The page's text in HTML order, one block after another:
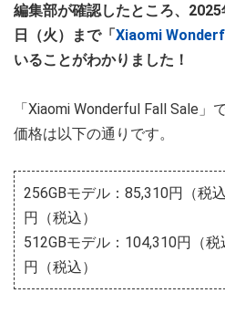
編集部が確認したところ、
日（火）まで「Xiaomi
いることがわかりました！
「Xiaomi Wonderful Fall Sale」
価格は以下の通りです。
256GBモデル：85,310円（税
円（税込）
512GBモデル：104,310円（
円（税込）